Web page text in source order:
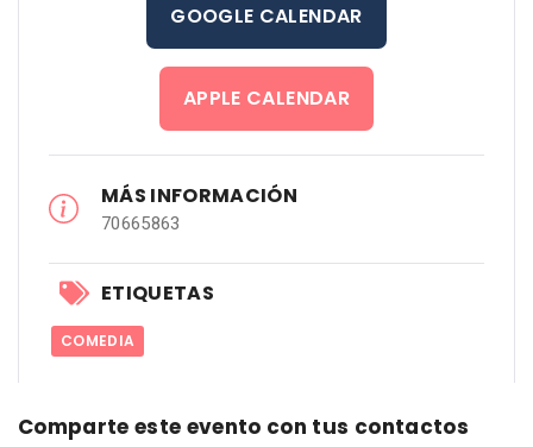
GOOGLE CALENDAR
APPLE CALENDAR
MÁS INFORMACIÓN
70665863
ETIQUETAS
COMEDIA
Comparte este evento con tus contactos